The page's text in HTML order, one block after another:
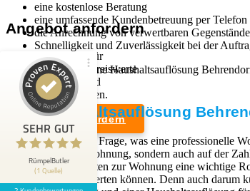
eine kostenlose Beratung
eine umfassende Kundenbetreuung per
die Anrechnung von verwertbaren
Schnelligkeit und Zuverlässigkeit bei der
Wenn Sie sich für eine Haushaltsauflösung
kann.
Eine Haushaltsauflösung
Die Antwort auf die Frage, was eine professionelle
dem Zustand der Wohnung, sondern auch auf der
Zugangsmöglichkeiten zur Wohnung eine wichtige
Weiterverkauf verwerten können. Denn auch
Angebot anfordern
Wir sind Experten für
professionelle und preiswerte
Entrümpelungen und
Haushaltsauflösungen.
Angebot anfordern
Rechtliches
Impressum
SEHR GUT
RümpelButler
(1 Quelle)
Kundenbewertungen und Erfahrungen zu
RümpelButler
SEHR GUT
5,00 / 5,00
Bewertungen von 1
anderen Quelle